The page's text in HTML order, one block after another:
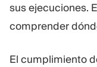
sus ejecuciones.
comprender
El cumplimiento